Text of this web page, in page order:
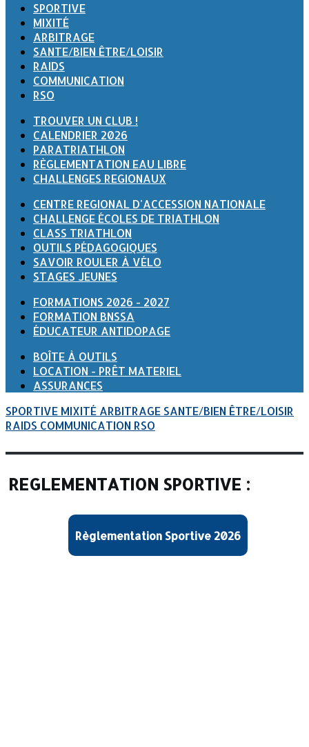
SPORTIVE
MIXITÉ
ARBITRAGE
SANTE/BIEN ÊTRE/LOISIR
RAIDS
COMMUNICATION
RSO
TROUVER UN CLUB !
CALENDRIER 2026
PARATRIATHLON
RÈGLEMENTATION EAU LIBRE
CHALLENGES REGIONAUX
CENTRE REGIONAL D'ACCESSION NATIONALE
CHALLENGE ÉCOLES DE TRIATHLON
CLASS TRIATHLON
OUTILS PÉDAGOGIQUES
SAVOIR ROULER À VÉLO
STAGES JEUNES
FORMATIONS 2026 - 2027
FORMATION BNSSA
ÉDUCATEUR ANTIDOPAGE
BOÎTE À OUTILS
LOCATION - PRÊT MATERIEL
ASSURANCES
SPORTIVE MIXITÉ ARBITRAGE SANTE/BIEN ÊTRE/LOISIR
RAIDS COMMUNICATION RSO
REGLEMENTATION SPORTIVE :
Règlementation Sportive 2026